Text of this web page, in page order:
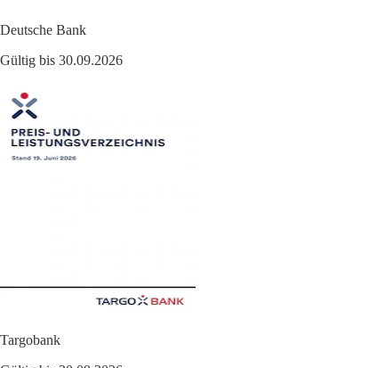
Deutsche Bank
Gültig bis 30.09.2026
Targobank